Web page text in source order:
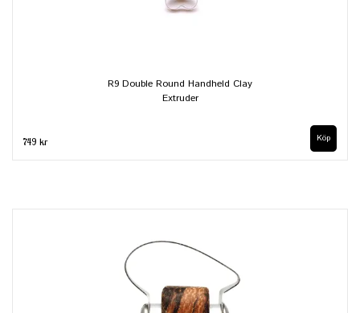
R9 Double Round Handheld Clay
Extruder
749 kr